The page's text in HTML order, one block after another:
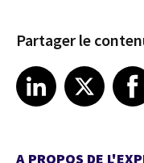
Partager le
Share article on LinkedIn
LinkedIn
Share article on XShare
A PROPOS DE